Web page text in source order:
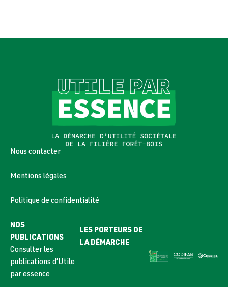
Nous contacter
Mentions légales
Politique de confidentialité
NOS
PUBLICATIONS
Consulter les
publications d’Utile
par essence
LES PORTEURS DE
LA DÉMARCHE